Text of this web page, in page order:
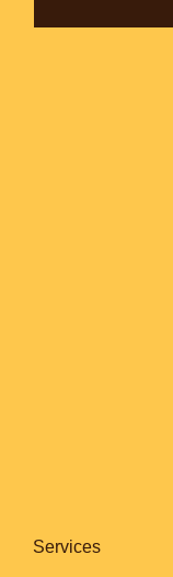
Services